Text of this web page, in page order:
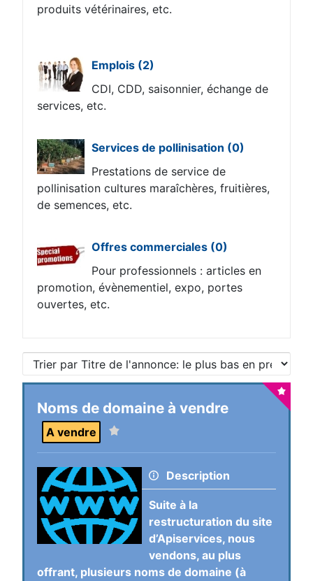
produits vétérinaires, etc.
Emplois (2)
CDI, CDD, saisonnier, échange de
services, etc.
Services de pollinisation (0)
Prestations de service de
pollinisation cultures maraîchères, fruitières,
de semences, etc.
Offres commerciales (0)
Pour professionnels : articles en
promotion, évènementiel, expo, portes
ouvertes, etc.
Noms de domaine à vendre
A vendre
Description
Suite à la
restructuration du site
d’Apiservices, nous
vendons, au plus
offrant, plusieurs noms de domaine (à